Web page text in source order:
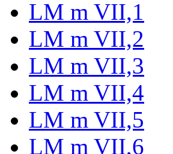
LM m VII,1
LM m VII,2
LM m VII,3
LM m VII,4
LM m VII,5
LM m VII,6